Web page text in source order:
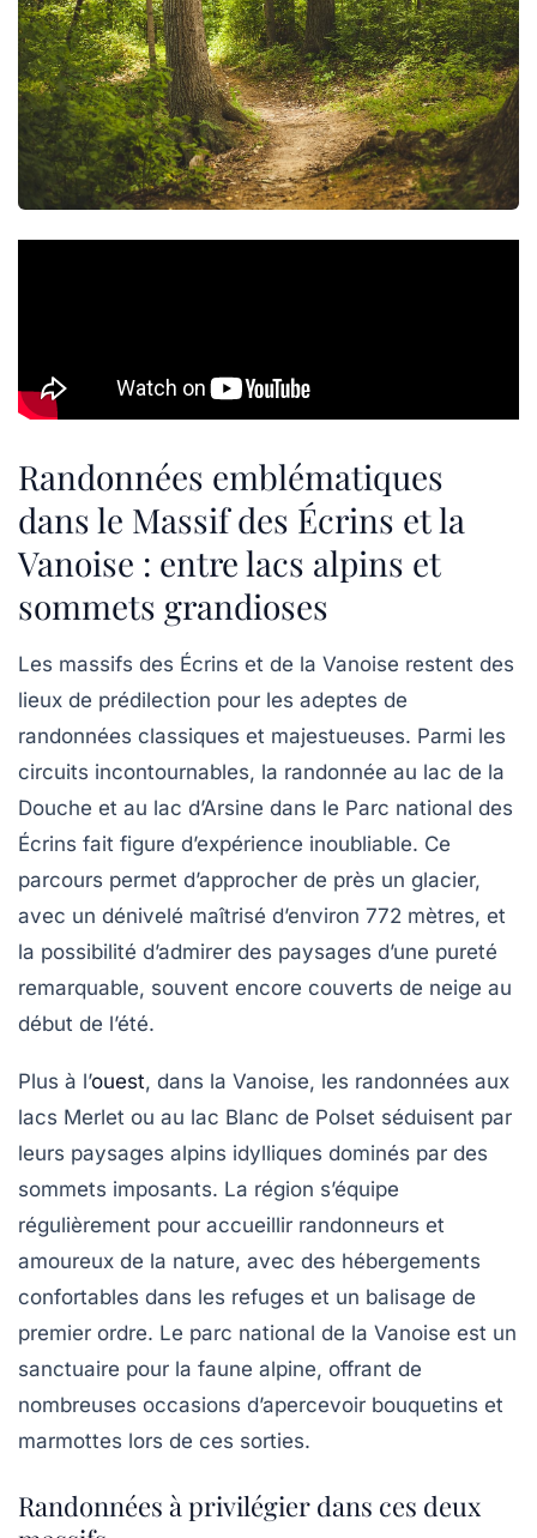
Randonnées emblématiques
dans le Massif des Écrins et la
Vanoise : entre lacs alpins et
sommets grandioses
Les massifs des Écrins et de la Vanoise restent des
lieux de prédilection pour les adeptes de
randonnées classiques et majestueuses. Parmi les
circuits incontournables, la randonnée au lac de la
Douche et au lac d’Arsine dans le Parc national des
Écrins fait figure d’expérience inoubliable. Ce
parcours permet d’approcher de près un glacier,
avec un dénivelé maîtrisé d’environ 772 mètres, et
la possibilité d’admirer des paysages d’une pureté
remarquable, souvent encore couverts de neige au
début de l’été.
Plus à l’ouest, dans la Vanoise, les randonnées aux
lacs Merlet ou au lac Blanc de Polset séduisent par
leurs paysages alpins idylliques dominés par des
sommets imposants. La région s’équipe
régulièrement pour accueillir randonneurs et
amoureux de la nature, avec des hébergements
confortables dans les refuges et un balisage de
premier ordre. Le parc national de la Vanoise est un
sanctuaire pour la faune alpine, offrant de
nombreuses occasions d’apercevoir bouquetins et
marmottes lors de ces sorties.
Randonnées à privilégier dans ces deux